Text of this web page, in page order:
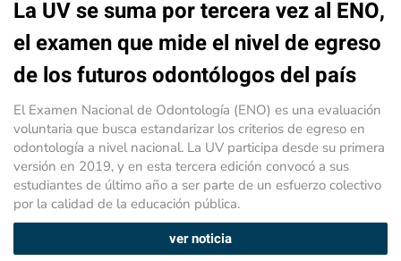
La UV se suma por tercera vez al ENO,
el examen que mide el nivel de egreso
de los futuros odontólogos del país
El Examen Nacional de Odontología (ENO) es una evaluación
voluntaria que busca estandarizar los criterios de egreso en
odontología a nivel nacional. La UV participa desde su primera
versión en 2019, y en esta tercera edición convocó a sus
estudiantes de último año a ser parte de un esfuerzo colectivo
por la calidad de la educación pública.
ver noticia